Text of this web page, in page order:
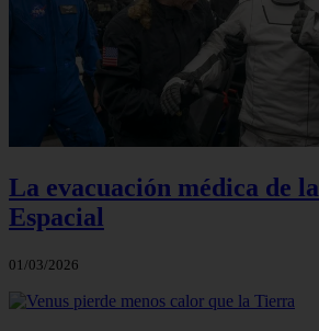
La evacuación médica de
Espacial
01/03/2026